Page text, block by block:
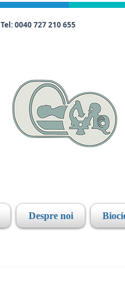
Tel: 0040 727 210 655
Despre noi